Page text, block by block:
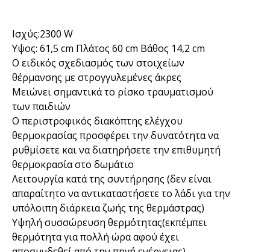
Ισχύς:2300 W
Υψος: 61,5 cm Πλάτος 60 cm Βάθος 14,2 cm
Ο ειδικός σχεδιασμός των στοιχείων
θέρμανσης με στρογγυλεμένες άκρες
Μειώνει σημαντικά το ρίσκο τραυματισμού
των παιδιών
Ο περιστροφικός διακόπτης ελέγχου
θερμοκρασίας προσφέρει την δυνατότητα να
ρυθμίσετε και να διατηρήσετε την επιθυμητή
θερμοκρασία στο δωμάτιο
Λειτουργία κατά της συντήρησης (δεν είναι
απαραίτητο να αντικαταστήσετε το λάδι για την
υπόλοιπη διάρκεια ζωής της θερμάστρας)
Υψηλή συσσώρευση θερμότητας(εκπέμπει
θερμότητα για πολλή ώρα αφού έχει